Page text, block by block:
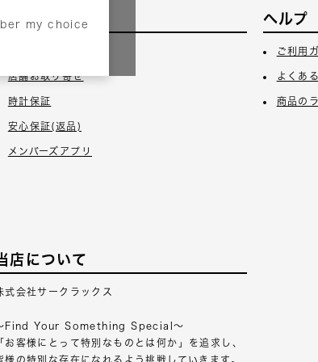
my choice
サービス
店舗お取り寄せ
時計保証
安心保証(返品)
メンバーズアプリ
ヘルプ
ご利用
よくあ
商品の
店について
式会社サークラックス
Find Your Something Special～
お客様にとって特別なものとは何か」を追求し、
様の特別な存在になれるよう挑戦していきます。